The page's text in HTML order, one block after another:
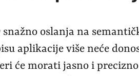
snažno oslanja na
aplikacije više neće
će morati jasno i